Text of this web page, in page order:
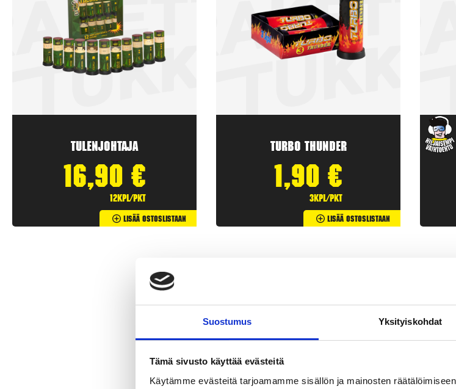
Suostumus Yksityiskohdat
Tämä sivusto käyttää evästeitä
Käytämme evästeitä tarjoamamme sisällön ja mainosten
Tulenjohtaja
16,90 €
12kpl/pkt
Lisää Ostoslistaan
Turbo Thunder
1,90 €
3kpl/pkt
Lisää Ostoslistaan